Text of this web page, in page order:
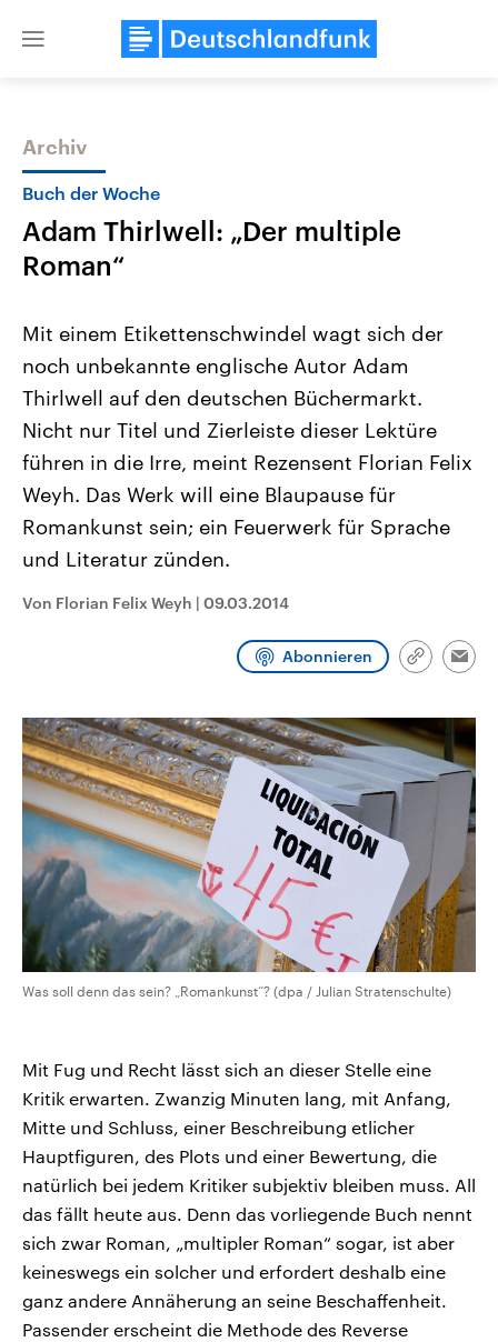
Close
Themen
USA
Aktuelle Beiträge, Analysen und
Hintergründe
Wirtschaftlich und militärisch
gehören die Vereinigten Staaten zu
den mächtigsten Ländern der Erde,
mit großem Einfluss auf das
aktuelle Weltgeschehen.
Nahostkonflikt
Aktuelle Lage und
Der Überfall der
Terrororganisation Hamas
Oktober 2023 auf Israel
Region wieder die Gewalt
Israel möchte die Hamas
Diese wird wie die
Libanon vom Iran
Sendungen Programm
Archiv
Buch der Woche
Adam Thirlwell: „Der multiple
Roman“
Mit einem Etikettenschwindel wagt sich der
noch unbekannte englische Autor Adam
Thirlwell auf den deutschen Büchermarkt.
Nicht nur Titel und Zierleiste dieser Lektüre
führen in die Irre, meint Rezensent Florian Felix
Weyh. Das Werk will eine Blaupause für
Romankunst sein; ein Feuerwerk für Sprache
und Literatur zünden.
Von Florian Felix Weyh | 09.03.2014
Abonnieren
Link
Was soll denn das sein? „Romankunst“? (dpa / Julian Stratenschulte)
Mit Fug und Recht lässt sich an dieser Stelle eine
Kritik erwarten. Zwanzig Minuten lang, mit Anfang,
Mitte und Schluss, einer Beschreibung etlicher
Hauptfiguren, des Plots und einer Bewertung, die
natürlich bei jedem Kritiker subjektiv bleiben muss. All
das fällt heute aus. Denn das vorliegende Buch nennt
sich zwar Roman, „multipler Roman“ sogar, ist aber
keineswegs ein solcher und erfordert deshalb eine
ganz andere Annäherung an seine Beschaffenheit.
Passender erscheint die Methode des Reverse